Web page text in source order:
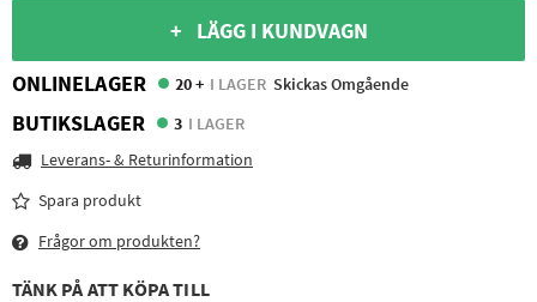
+ LÄGG I KUNDVAGN
ONLINELAGER
20 + I LAGER Skickas Omgående
BUTIKSLAGER 3 I LAGER
Leverans- & Returinformation
Spara produkt
Frågor om produkten?
TÄNK PÅ ATT KÖPA TILL